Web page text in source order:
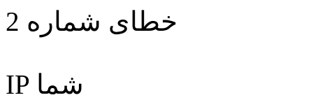
خطای شماره 2
IP شما